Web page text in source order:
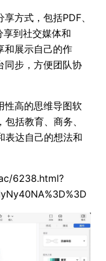
方式，包括PDF、
到社交媒体和
和展示自己的作
同步，方便团队协
性高的思维导图软
括教育、商务、
表达自己的想法和
6238.html?